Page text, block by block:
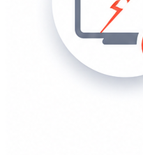
Ремонт
MacBook